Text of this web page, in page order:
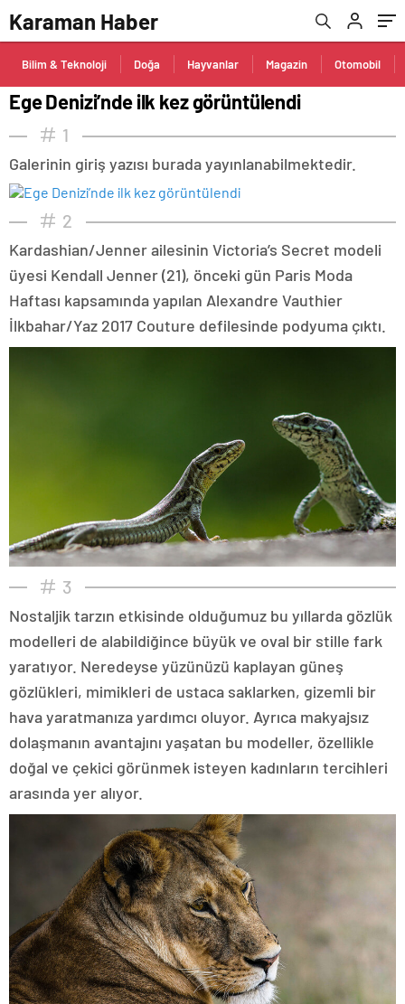
Karaman Haber
Bilim & Teknoloji Doğa Hayvanlar Magazin Otomobil
Ege Denizi’nde ilk kez görüntülendi
1
Galerinin giriş yazısı burada yayınlanabilmektedir.
2
Kardashian/Jenner ailesinin Victoria’s Secret modeli
üyesi Kendall Jenner (21), önceki gün Paris Moda
Haftası kapsamında yapılan Alexandre Vauthier
İlkbahar/Yaz 2017 Couture defilesinde podyuma çıktı.
3
Nostaljik tarzın etkisinde olduğumuz bu yıllarda gözlük
modelleri de alabildiğince büyük ve oval bir stille fark
yaratıyor. Neredeyse yüzünüzü kaplayan güneş
gözlükleri, mimikleri de ustaca saklarken, gizemli bir
hava yaratmanıza yardımcı oluyor. Ayrıca makyajsız
dolaşmanın avantajını yaşatan bu modeller, özellikle
doğal ve çekici görünmek isteyen kadınların tercihleri
arasında yer alıyor.